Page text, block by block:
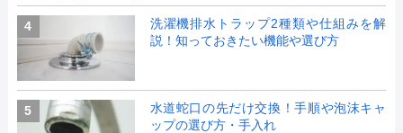
4
洗濯機排水トラップ2種類や仕組みを解
説！知っておきたい機能や選び方
5
水道蛇口の先だけ交換！手順や泡沫キャ
ップの選び方・手入れ